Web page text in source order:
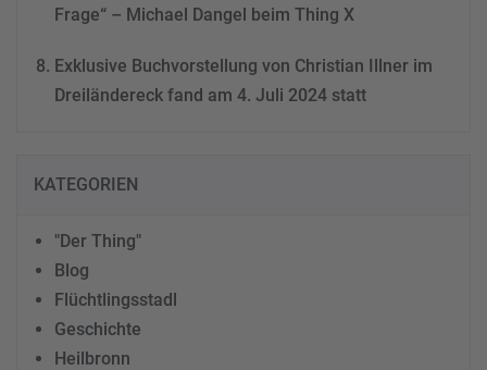
Frage“ – Michael Dangel beim Thing X
Exklusive Buchvorstellung von Christian Illner im
Dreiländereck fand am 4. Juli 2024 statt
KATEGORIEN
"Der Thing"
Blog
Flüchtlingsstadl
Geschichte
Heilbronn